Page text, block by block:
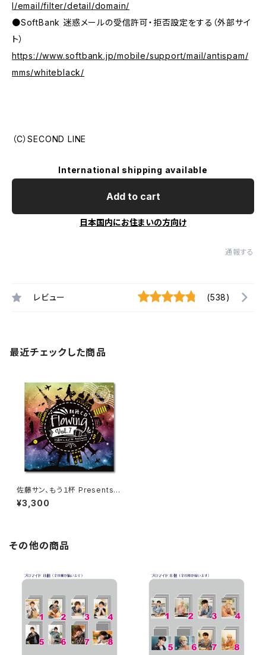
l/email/filter/detail/domain/
●SoftBank 迷惑メールの受信許可・拒否設定をする（外部サイ
ト）
https://www.softbank.jp/mobile/support/mail/antispam/
mms/whiteblack/
（C）SECOND LINE
International shipping available
Add to cart
日本国内にお住まいの方向け
通報する
レビュー (538)
最近チェックした商品
佐藤サン、もう１杯 Presents
朗読CD Flowing Vol.7
¥3,300
その他の商品